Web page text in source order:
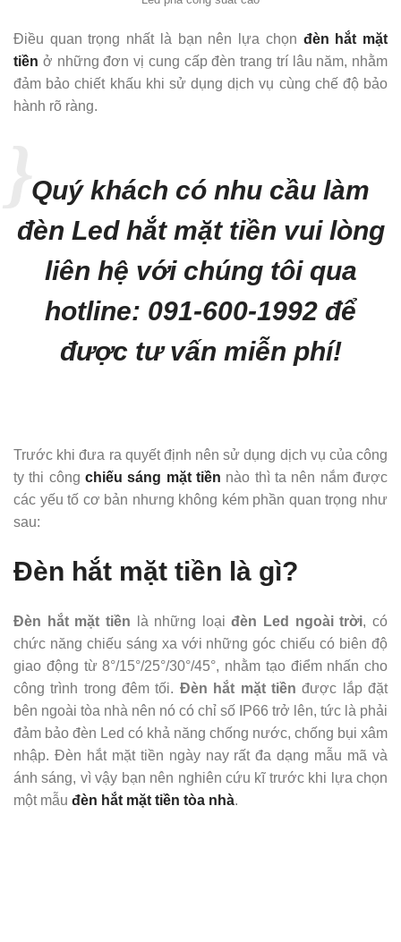
Điều quan trọng nhất là bạn nên lựa chọn đèn hắt mặt
tiền ở những đơn vị cung cấp đèn trang trí lâu năm, nhằm
đảm bảo chiết khấu khi sử dụng dịch vụ cùng chế độ bảo
hành rõ ràng.
Quý khách có nhu cầu làm
đèn Led hắt mặt tiền vui lòng
liên hệ với chúng tôi qua
hotline: 091-600-1992 để
được tư vấn miễn phí!
Trước khi đưa ra quyết định nên sử dụng dịch vụ của công
ty thi công chiếu sáng mặt tiền nào thì ta nên nắm được
các yếu tố cơ bản nhưng không kém phần quan trọng như
sau:
Đèn hắt mặt tiền là gì?
Đèn hắt mặt tiền là những loạiđèn Led ngoài trời, có
chức năng chiếu sáng xa với những góc chiếu có biên độ
giao động từ 8°/15°/25°/30°/45°, nhằm tạo điểm nhấn cho
công trình trong đêm tối. Đèn hắt mặt tiền được lắp đặt
bên ngoài tòa nhà nên nó có chỉ số IP66 trở lên, tức là phải
đảm bảo đèn Led có khả năng chống nước, chống bụi xâm
nhập. Đèn hắt mặt tiền ngày nay rất đa dạng mẫu mã và
ánh sáng, vì vậy bạn nên nghiên cứu kĩ trước khi lựa chọn
một mẫu đèn hắt mặt tiền tòa nhà.